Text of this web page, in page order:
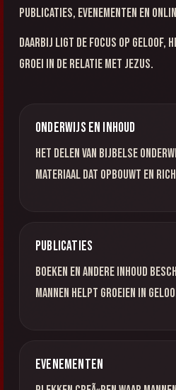
publicaties, evenementen en
Daarbij ligt de focus op geloof,
groei in de relatie met Jezus.
Onderwijs en inhoud
Het delen van Bijbelse
materiaal dat opbouwt en
Publicaties
Boeken en andere inhoud
mannen helpt groeien in
Evenementen